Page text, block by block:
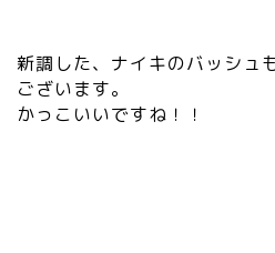
新調した、ナイキのバッシュ
ございます。
かっこいいですね！！